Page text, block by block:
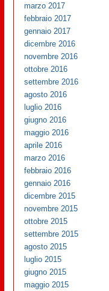
marzo 2017
febbraio 2017
gennaio 2017
dicembre 2016
novembre 2016
ottobre 2016
settembre 2016
agosto 2016
luglio 2016
giugno 2016
maggio 2016
aprile 2016
marzo 2016
febbraio 2016
gennaio 2016
dicembre 2015
novembre 2015
ottobre 2015
settembre 2015
agosto 2015
luglio 2015
giugno 2015
maggio 2015